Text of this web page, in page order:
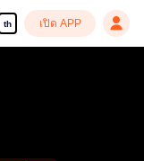
th เปิด APP